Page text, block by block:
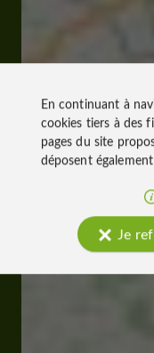
En continuant à
cookies tiers à des
pages du site
déposent
Je